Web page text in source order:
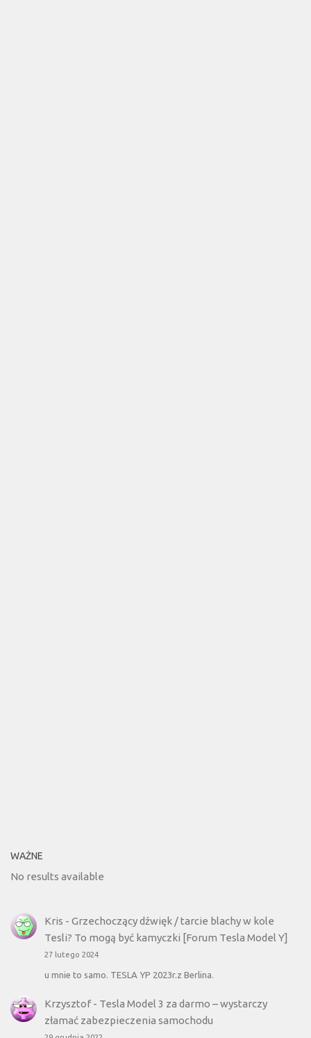
WAŻNE
No results available
Kris - Grzechoczący dźwięk / tarcie blachy w kole
Tesli? To mogą być kamyczki [Forum Tesla Model Y]
27 lutego 2024
u mnie to samo. TESLA YP 2023r.z Berlina.
Krzysztof- Tesla Model 3 za darmo – wystarczy
złamać zabezpieczenia samochodu